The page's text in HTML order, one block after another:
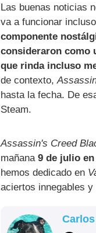
Las buenas noticias
va a funcionar
componente
consideraron como
que rinda incluso
de contexto,
hasta la fecha. De
Steam.
Assassin's Creed
mañana 9 de julio
hemos dedicado en
aciertos innegables